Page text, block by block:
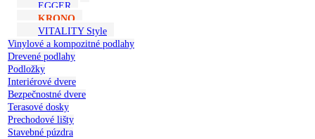
EGGER
KRONO
VITALITY Style
Vinylové a kompozitné podlahy
Drevené podlahy
Podložky
Interiérové dvere
Bezpečnostné dvere
Terasové dosky
Prechodové lišty
Stavebné púzdra